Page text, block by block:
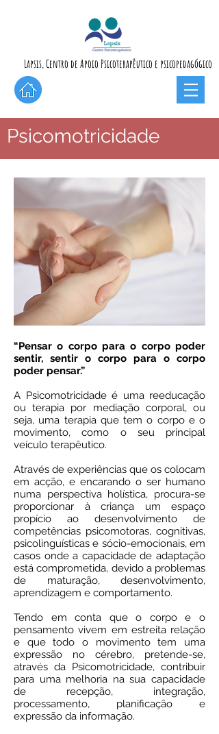
Lapsis, Centro de Apoio Psicoterapêutico e psicopedagógico
Psicomotricidade
“Pensar o corpo para o corpo poder
sentir, sentir o corpo para o corpo
poder pensar.”
A Psicomotricidade é uma reeducação
ou terapia por mediação corporal, ou
seja, uma terapia que tem o corpo e o
movimento, como o seu principal
veículo terapêutico.
Através de experiências que os colocam
em acção, e encarando o ser humano
numa perspectiva holística, procura-se
proporcionar à criança um espaço
propício ao desenvolvimento de
competências psicomotoras, cognitivas,
psicolinguísticas e sócio-emocionais, em
casos onde a capacidade de adaptação
está comprometida, devido a problemas
de maturação, desenvolvimento,
aprendizagem e comportamento.
Tendo em conta que o corpo e o
pensamento vivem em estreita relação
e que todo o movimento tem uma
expressão no cérebro, pretende-se,
através da Psicomotricidade, contribuir
para uma melhoria na sua capacidade
de recepção, integração,
processamento, planificação e
expressão da informação.